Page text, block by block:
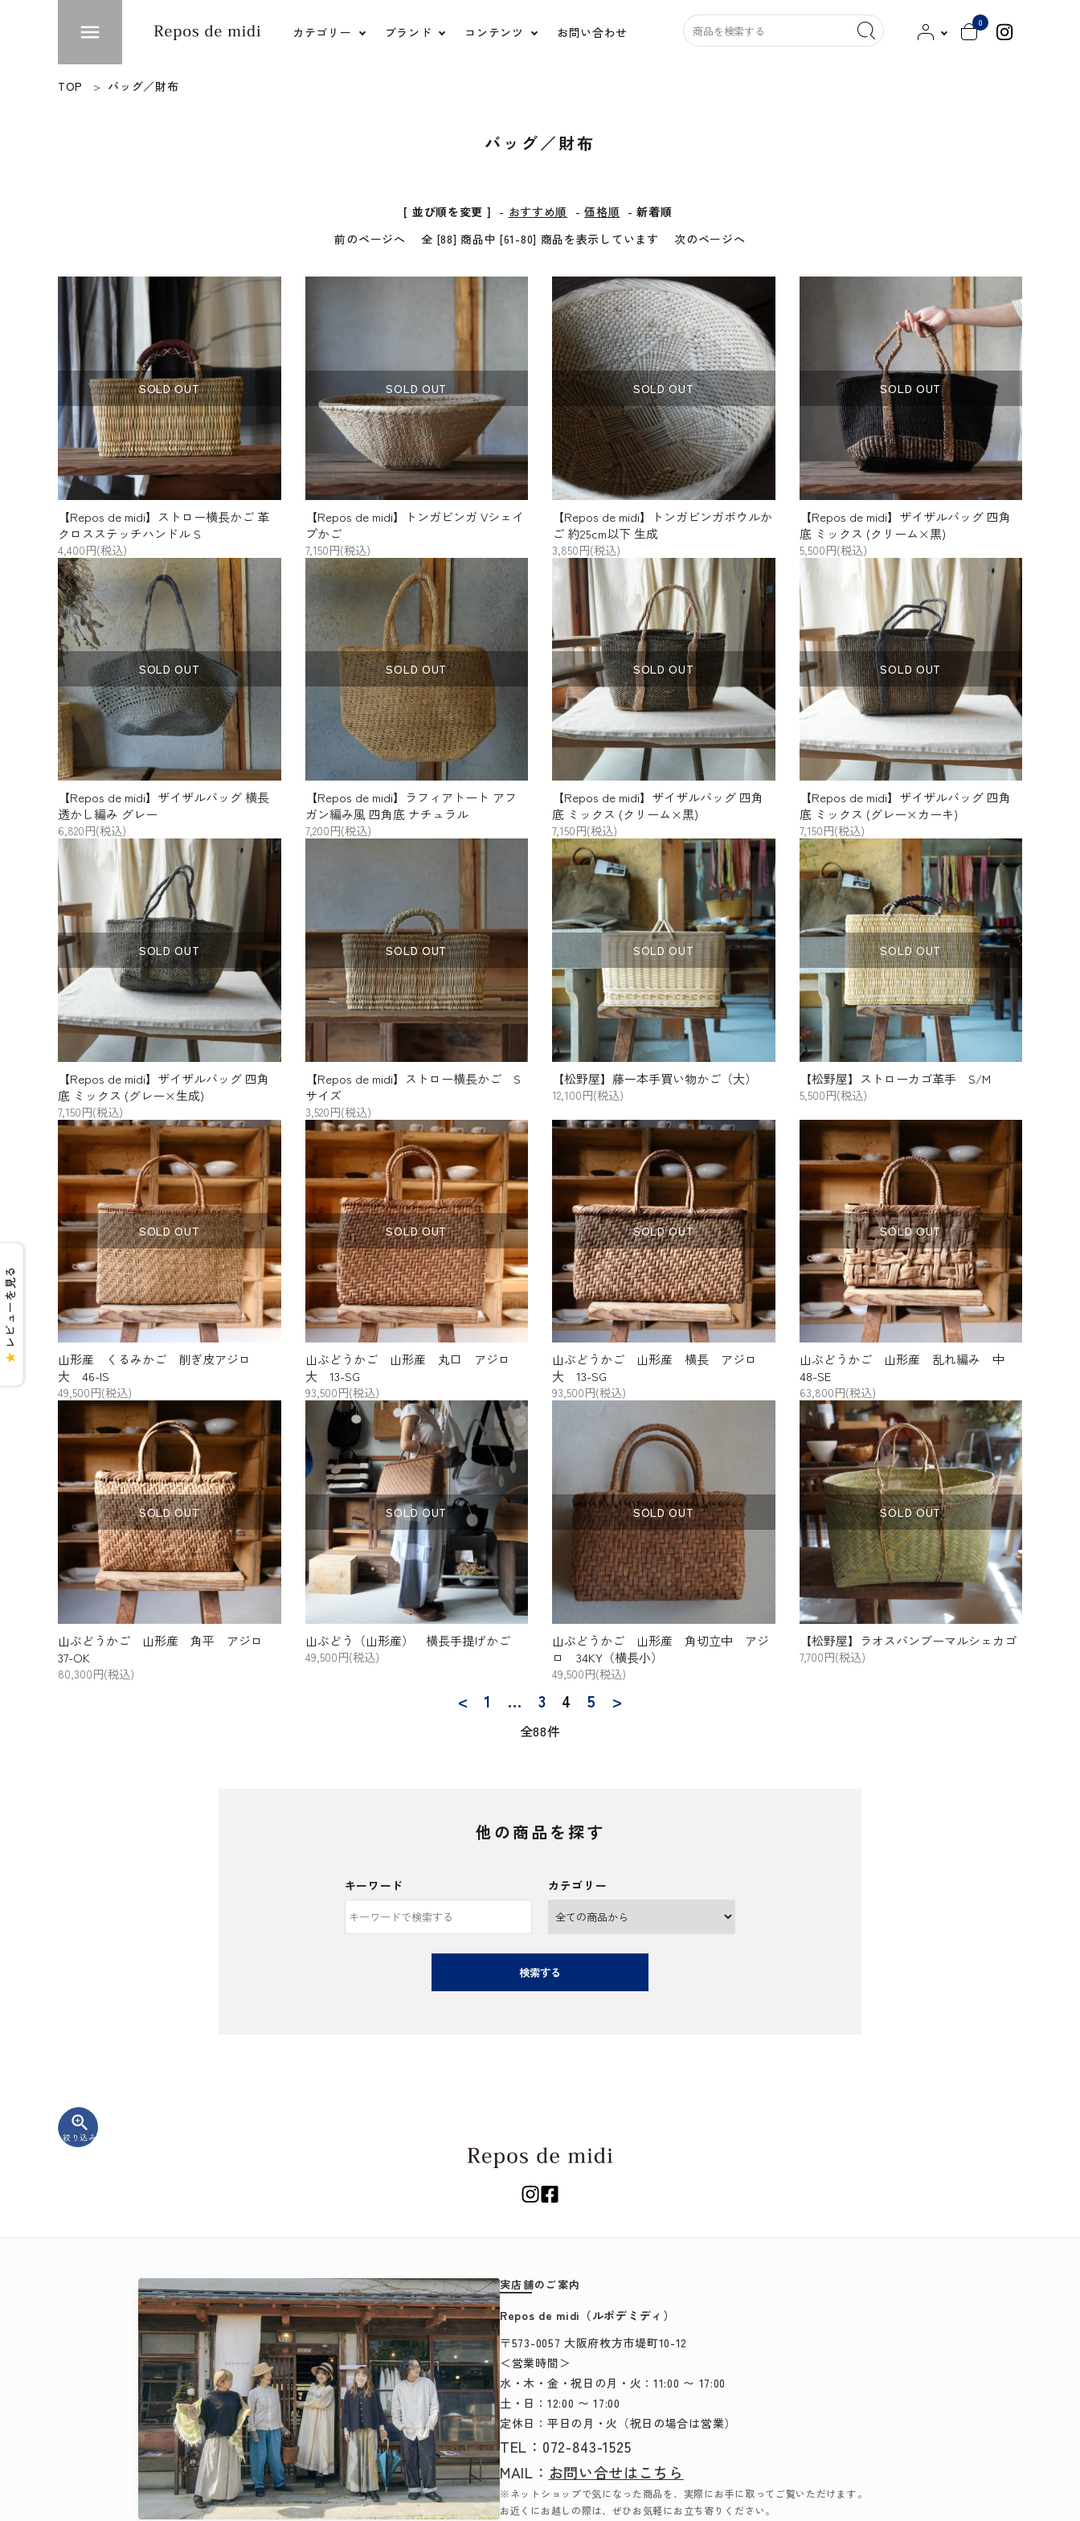
menu カテゴリー
日用品
ブランド
HUIS. うなぎの寝床 tamaki niime
Ippo ippo(イッポイッポ) ko'da-style saredo -されど-
ORGANIC GARDEN
HARIO Lampwork
Factory
000（トリプル・オゥ） よつめ染布舎
宮田織物 田中帽子店 古谷製陶所（信楽焼）
シモヤユミコ
かもしか道具店
TOJIKI
TONYA
(トウジキト
ンヤ)
woodpecker 松野屋
工房アイザワ 雅竹 松茶商店
地の塩社
naiad（ナイアード）
ボディクレイ
コンテンツ お問い合わせ
0
ACCOUNT MENU
インフォメーション
ご利用ガイド
プライバシーポリシー
特定商取引法について
お問い合わせ
TOP バッグ／財布
バッグ／財布
[ 並び順を変更 ] - おすすめ順 -価格順 -新着順
前のページへ
全 [88] 商品中 [61-80] 商品を表示しています 次のページへ
SOLD OUT
【Repos de midi】ストロー横長かご 革
クロスステッチハンドル S
4,400円(税込)
SOLD OUT
【Repos de midi】トンガビンガ Vシェイ
プかご
7,150円(税込)
SOLD OUT
【Repos de midi】トンガビンガボウルか
ご 約25cm以下 生成
3,850円(税込)
SOLD OUT
【Repos de midi】ザイザルバッグ 四角
底 ミックス (クリーム×黒)
5,500円(税込)
SOLD OUT
【Repos de midi】ザイザルバッグ 横長
透かし編み グレー
6,820円(税込)
SOLD OUT
【Repos de midi】ラフィアトート アフ
ガン編み風 四角底 ナチュラル
7,200円(税込)
SOLD OUT
【Repos de midi】ザイザルバッグ 四角
底 ミックス (クリーム×黒)
7,150円(税込)
SOLD OUT
【Repos de midi】ザイザルバッグ 四角
底 ミックス (グレー×カーキ)
7,150円(税込)
SOLD OUT
【Repos de midi】ザイザルバッグ 四角
底 ミックス (グレー×生成)
7,150円(税込)
SOLD OUT
【Repos de midi】ストロー横長かご S
サイズ
3,520円(税込)
SOLD OUT
【松野屋】藤一本手買い物かご（大）
12,100円(税込)
SOLD OUT
【松野屋】ストローカゴ革手 S/M
5,500円(税込)
SOLD OUT
山形産 くるみかご 削ぎ皮アジロ
大 46-IS
49,500円(税込)
SOLD OUT
山ぶどうかご 山形産 丸口 アジロ
大 13-SG
93,500円(税込)
SOLD OUT
山ぶどうかご 山形産 横長 アジロ
大 13-SG
93,500円(税込)
SOLD OUT
山ぶどうかご 山形産 乱れ編み 中
48-SE
63,800円(税込)
SOLD OUT
山ぶどうかご 山形産 角平 アジロ
37-OK
80,300円(税込)
SOLD OUT
山ぶどう（山形産） 横長手提げかご
49,500円(税込)
SOLD OUT
山ぶどうかご 山形産 角切立中 アジ
ロ 34KY（横長小）
49,500円(税込)
SOLD OUT
【松野屋】ラオスバンブーマルシェカゴ
7,700円(税込)
< 1 … 3 4 5 >
全88件
他の商品を探す
キーワード カテゴリー
検索する
zoom_in
絞り込み
検索する
実店舗のご案内
Repos de midi（ルポデミディ）
〒573-0057 大阪府枚方市堤町10-12
＜営業時間＞
水・木・金・祝日の月・火：11:00 〜 17:00
土・日：12:00 〜 17:00
定休日：平日の月・火（祝日の場合は営業）
TEL： 072-843-1525
MAIL： お問い合せはこちら
※ネットショップで気になった商品を、実際にお手に取ってご覧いただけます。
お近くにお越しの際は、ぜひお気軽にお立ち寄りください。
★
レビューを見る